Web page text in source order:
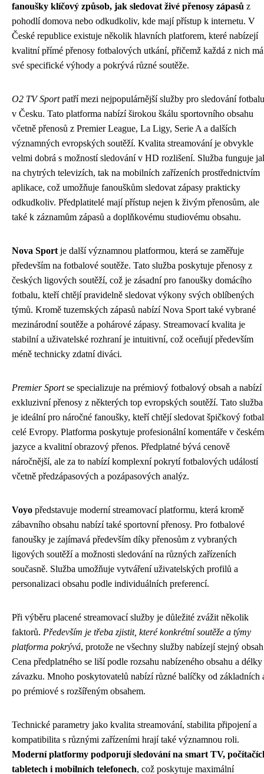
fanoušky klíčový způsob, jak sledovat živé přenosy zápasů z
pohodlí domova nebo odkudkoliv, kde mají přístup k internetu. V
České republice existuje několik hlavních platforem, které nabízejí
kvalitní přímé přenosy fotbalových utkání, přičemž každá z nich má
své specifické výhody a pokrývá různé soutěže.
O2 TV Sportpatří mezi nejpopulárnější služby pro sledování fotbalu
v Česku. Tato platforma nabízí širokou škálu sportovního obsahu
včetně přenosů z Premier League, La Ligy, Serie A a dalších
významných evropských soutěží. Kvalita streamování je obvykle
velmi dobrá s možností sledování v HD rozlišení. Služba funguje
na chytrých televizích, tak na mobilních zařízeních prostřednictvím
aplikace, což umožňuje fanouškům sledovat zápasy prakticky
odkudkoliv. Předplatitelé mají přístup nejen k živým přenosům, ale
také k záznamům zápasů a doplňkovému studiovému obsahu.
Nova Sport je další významnou platformou, která se zaměřuje
především na fotbalové soutěže. Tato služba poskytuje přenosy z
českých ligových soutěží, což je zásadní pro fanoušky domácího
fotbalu, kteří chtějí pravidelně sledovat výkony svých oblíbených
týmů. Kromě tuzemských zápasů nabízí Nova Sport také vybrané
mezinárodní soutěže a pohárové zápasy. Streamovací kvalita je
stabilní a uživatelské rozhraní je intuitivní, což oceňují především
méně technicky zdatní diváci.
Premier Sportse specializuje na prémiový fotbalový obsah a nabízí
exkluzivní přenosy z některých top evropských soutěží. Tato služba
je ideální pro náročné fanoušky, kteří chtějí sledovat špičkový
celé Evropy. Platforma poskytuje profesionální komentáře v českém
jazyce a kvalitní obrazový přenos. Předplatné bývá cenově
náročnější, ale za to nabízí komplexní pokrytí fotbalových událostí
včetně předzápasových a pozápasových analýz.
Voyo představuje moderní streamovací platformu, která kromě
zábavního obsahu nabízí také sportovní přenosy. Pro fotbalové
fanoušky je zajímavá především díky přenosům z vybraných
ligových soutěží a možnosti sledování na různých zařízeních
současně. Služba umožňuje vytváření uživatelských profilů a
personalizaci obsahu podle individuálních preferencí.
Při výběru placené streamovací služby je důležité zvážit několik
faktorů. Především je třeba zjistit, které konkrétní soutěže a týmy
platforma pokrývá, protože ne všechny služby nabízejí stejný
Cena předplatného se liší podle rozsahu nabízeného obsahu a délky
závazku. Mnoho poskytovatelů nabízí různé balíčky od základních
po prémiové s rozšířeným obsahem.
Technické parametry jako kvalita streamování, stabilita připojení a
kompatibilita s různými zařízeními hrají také významnou roli.
Moderní platformy podporují sledování na smart TV,
tabletech i mobilních telefonech, což poskytuje maximální